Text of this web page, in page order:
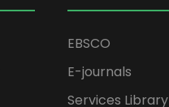
EBSCO
E-journals
Services Library